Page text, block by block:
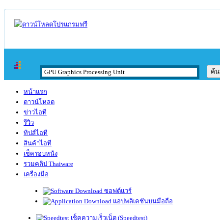
หน้าแรก
ดาวน์โหลด
ข่าวไอที
รีวิว
ทิปส์ไอที
สินค้าไอที
เช็ครอบหนัง
รวมคลิป Thaiware
เครื่องมือ
ซอฟต์แวร์
แอปพลิเคชันบนมือถือ
เช็คความเร็วเน็ต (Speedtest)